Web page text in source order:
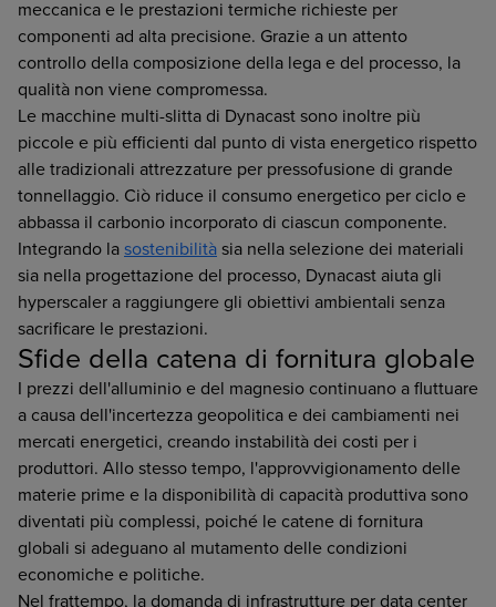
meccanica e le prestazioni termiche richieste per
componenti ad alta precisione. Grazie a un attento
controllo della composizione della lega e del processo, la
qualità non viene compromessa.
Le macchine multi-slitta di Dynacast sono inoltre più
piccole e più efficienti dal punto di vista energetico rispetto
alle tradizionali attrezzature per pressofusione di grande
tonnellaggio. Ciò riduce il consumo energetico per ciclo e
abbassa il carbonio incorporato di ciascun componente.
Integrando lasostenibilitàsia nella selezione dei materiali
sia nella progettazione del processo, Dynacast aiuta gli
hyperscaler a raggiungere gli obiettivi ambientali senza
sacrificare le prestazioni.
Sfide della catena di fornitura globale
I prezzi dell'alluminio e del magnesio continuano a fluttuare
a causa dell'incertezza geopolitica e dei cambiamenti nei
mercati energetici, creando instabilità dei costi per i
produttori. Allo stesso tempo, l'approvvigionamento delle
materie prime e la disponibilità di capacità produttiva sono
diventati più complessi, poiché le catene di fornitura
globali si adeguano al mutamento delle condizioni
economiche e politiche.
Nel frattempo, la domanda di infrastrutture per data center